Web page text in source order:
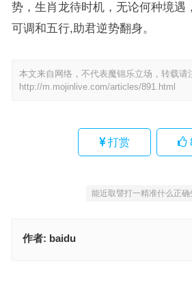
势，生肖龙待时机，无论何种境遇
可调和五行,助君逆势翻身。
本文来自网络，不代表魔锦乐立场，转载请
http://m.mojinlive.com/articles/891.html
打赏
能近取譬打一精准什么正确
作者: baidu